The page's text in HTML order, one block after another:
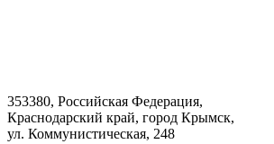
353380, Российская Федерация,
Краснодарский край, город Крымск,
ул. Коммунистическая, 248